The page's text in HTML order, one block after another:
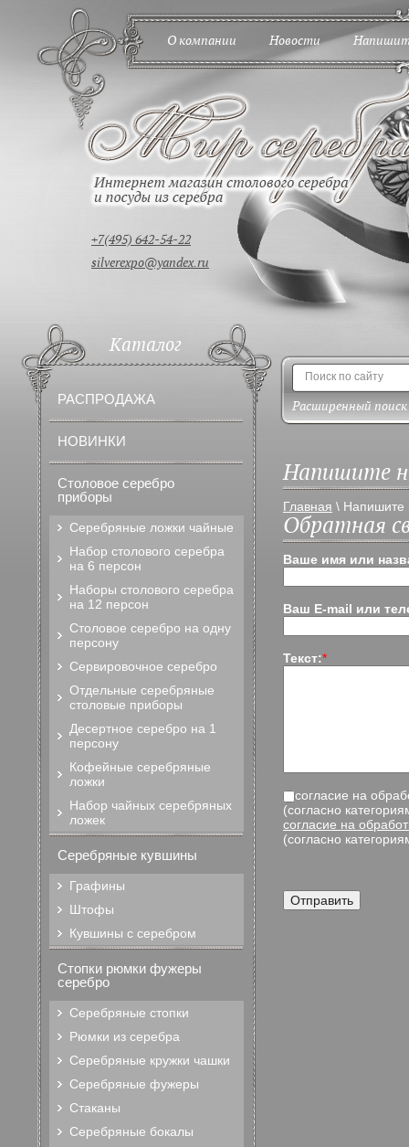
+7(495) 642-54-22
silverexpo@yandex.ru
О компании Новости
Расширенный поиск
Напишите
Главная \ Напишите
Обратная
Ваше имя или
Ваш E-mail или
Текст:*
согласие на
(согласно
согласие на
(согласно
Каталог
РАСПРОДАЖА
НОВИНКИ
Столовое серебро
приборы
Серебряные ложки чайные
Набор столового серебра
на 6 персон
Наборы столового серебра
на 12 персон
Столовое серебро на одну
персону
Сервировочное серебро
Отдельные серебряные
столовые приборы
Десертное серебро на 1
персону
Кофейные серебряные
ложки
Набор чайных серебряных
ложек
Серебряные кувшины
Графины
Штофы
Кувшины с серебром
Стопки рюмки фужеры
серебро
Серебряные стопки
Рюмки из серебра
Серебряные кружки чашки
Серебряные фужеры
Стаканы
Серебряные бокалы